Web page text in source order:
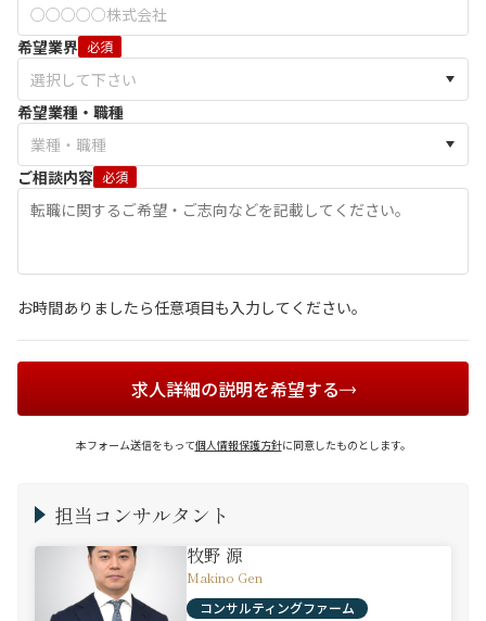
希望業界 必須
希望業種・職種
ご相談内容 必須
お時間ありましたら任意項目も入力してください。
求人詳細の説明を希望する
本フォーム送信をもって個人情報保護方針に同意したものとします。
担当コンサルタント
牧野 源
Makino Gen
コンサルティングファーム